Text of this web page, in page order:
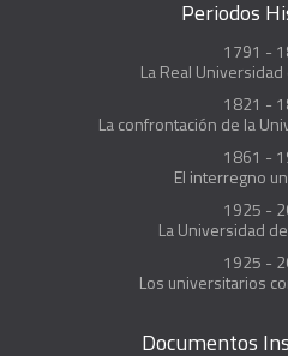
Periodos
1791 -
La Real Universidad
1821 -
La confrontación de la
1861 -
El interregno
1925 -
La Universidad
1925 -
Los universitarios
Documentos